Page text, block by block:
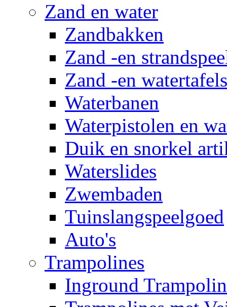
Zand en water
Zandbakken
Zand -en
Zand -en watertafels
Waterbanen
Waterpistolen en
Duik en snorkel
Waterslides
Zwembaden
Tuinslangspeelgoed
Auto's
Trampolines
Inground